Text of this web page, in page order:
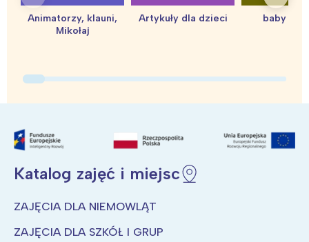
Animatorzy, klauni,
Mikołaj
Artykuły dla dzieci baby
Katalog zajęć i miejsc
ZAJĘCIA DLA NIEMOWLĄT
ZAJĘCIA DLA SZKÓŁ I GRUP